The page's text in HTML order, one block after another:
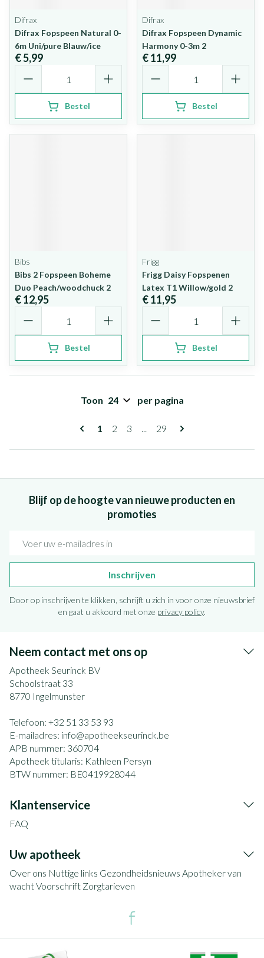
Difrax
Difrax Fopspeen Natural 0-
6m Uni/pure Blauw/ice
€ 5,99
Bestel
Difrax
Difrax Fopspeen Dynamic
Harmony 0-3m 2
€ 11,99
Bestel
Bibs
Bibs 2 Fopspeen Boheme
Duo Peach/woodchuck 2
€ 12,95
Bestel
Frigg
Frigg Daisy Fopspenen
Latex T1 Willow/gold 2
€ 11,95
Bestel
Pagina's
U lees momenteel pagina
1 Pagina
2 Pagina
3 ... Pagina
29
Toon per pagina
Blijf op de hoogte van nieuwe producten en
promoties
Inschrijven
Door op inschrijven te klikken, schrijft u zich in voor onze nieuwsbrief
en gaat u akkoord met onze privacy policy.
Neem contact met ons op
Apotheek Seurinck BV
Schoolstraat 33
8770 Ingelmunster
Telefoon: +32 51 33 53 93
E-mailadres: info@apotheekseurinck.be
APB nummer: 360704
Apotheek titularis: Kathleen Persyn
BTW nummer: BE0419928044
Klantenservice
FAQ
Uw apotheek
Over ons Nuttige links Gezondheidsnieuws Apotheker van
wachtVoorschrift Zorgtarieven